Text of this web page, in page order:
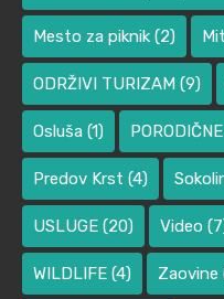
Mesto za piknik (2)
ODRŽIVI TURIZAM (9)
Osluša (1)
Predov Krst (4)
USLUGE (20) Video
WILDLIFE (4) Zaovine